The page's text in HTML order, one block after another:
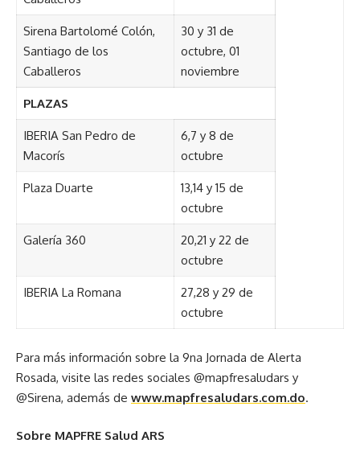
Sirena Bartolomé Colón,
Santiago de los
Caballeros
30 y 31 de
octubre, 01
noviembre
PLAZAS
IBERIA San Pedro de
Macorís
6,7 y 8 de
octubre
Plaza Duarte
13,14 y 15 de
octubre
Galería 360
20,21 y 22 de
octubre
IBERIA La Romana
27,28 y 29 de
octubre
Para más información sobre la 9na Jornada de Alerta
Rosada, visite las redes sociales @mapfresaludars y
@Sirena, además de www.mapfresaludars.com.do.
Sobre MAPFRE Salud ARS